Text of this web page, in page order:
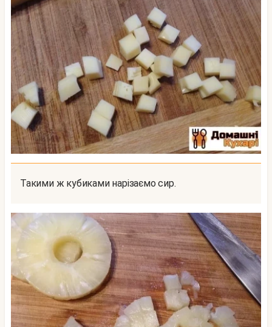
Такими ж кубиками нарізаємо сир.